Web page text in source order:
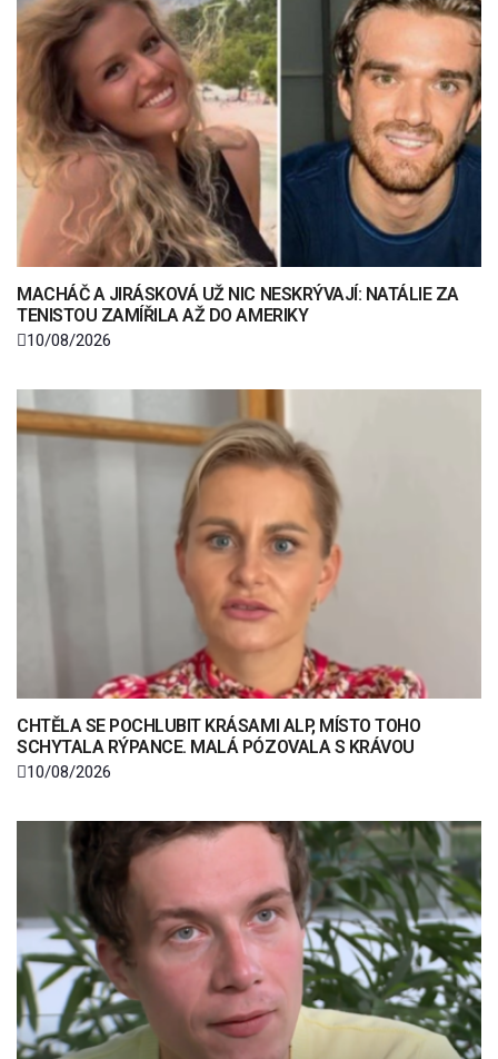
MACHÁČ A JIRÁSKOVÁ UŽ NIC NESKRÝVAJÍ: NATÁLIE ZA
TENISTOU ZAMÍŘILA AŽ DO AMERIKY
10/08/2026
CHTĚLA SE POCHLUBIT KRÁSAMI ALP, MÍSTO TOHO
SCHYTALA RÝPANCE. MALÁ PÓZOVALA S KRÁVOU
10/08/2026